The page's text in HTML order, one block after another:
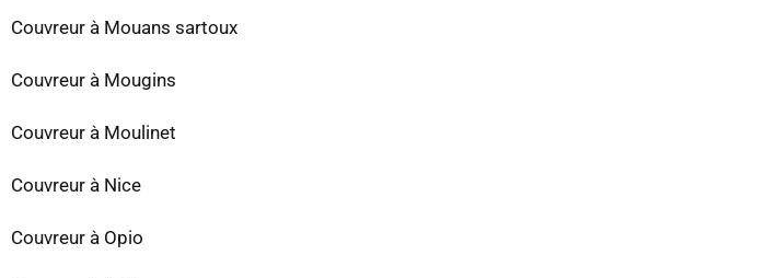
Couvreur à Mouans sartoux
Couvreur à Mougins
Couvreur à Moulinet
Couvreur à Nice
Couvreur à Opio